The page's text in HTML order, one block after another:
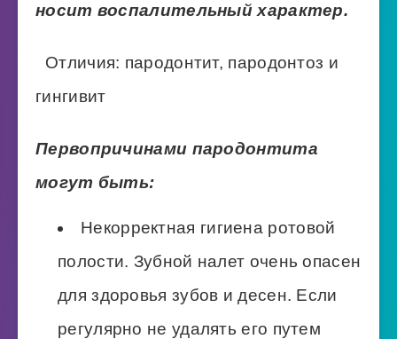
носит воспалительный характер.
Отличия: пародонтит, пародонтоз и
гингивит
Первопричинами пародонтита
могут быть:
Некорректная гигиена ротовой
полости. Зубной налет очень опасен
для здоровья зубов и десен. Если
регулярно не удалять его путем